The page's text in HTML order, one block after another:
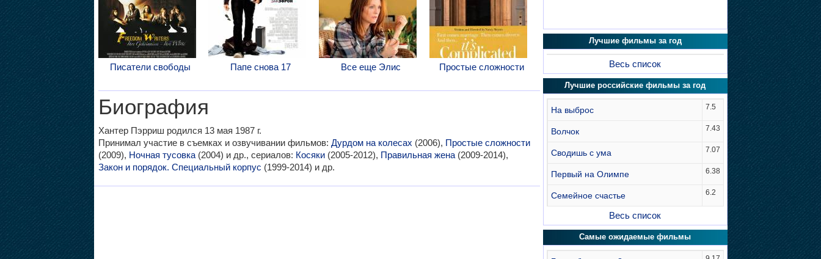
Писатели свободы Папе снова 17 Все еще Элис Простые сложности
Биография
Хантер Пэрриш родился 13 мая 1987 г.
Принимал участие в съемках и озвучивании фильмов: Дурдом на колесах (2006), Простые сложности
(2009), Ночная тусовка(2004) и др., сериалов: Косяки(2005-2012), Правильная жена(2009-2014),
Закон и порядок. Специальный корпус (1999-2014) и др.
Лучшие фильмы за год
Весь список
Лучшие российские фильмы за год
На выброс 7.5
Волчок 7.43
Сводишь с ума 7.07
Первый на Олимпе 6.38
Семейное счастье 6.2
Весь список
Самые ожидаемые фильмы